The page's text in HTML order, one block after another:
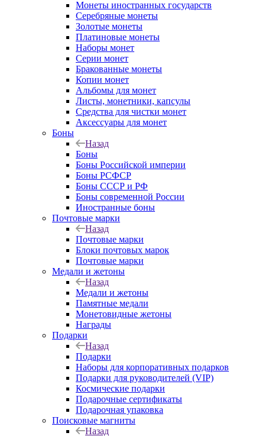
Монеты иностранных государств
Серебряные монеты
Золотые монеты
Платиновые монеты
Наборы монет
Серии монет
Бракованные монеты
Копии монет
Альбомы для монет
Листы, монетники, капсулы
Средства для чистки монет
Аксессуары для монет
Боны
Назад
Боны
Боны Российской империи
Боны РСФСР
Боны СССР и РФ
Боны современной России
Иностранные боны
Почтовые марки
Назад
Почтовые марки
Блоки почтовых марок
Почтовые марки
Медали и жетоны
Назад
Медали и жетоны
Памятные медали
Монетовидные жетоны
Награды
Подарки
Назад
Подарки
Наборы для корпоративных подарков
Подарки для руководителей (VIP)
Космические подарки
Подарочные сертификаты
Подарочная упаковка
Поисковые магниты
Назад